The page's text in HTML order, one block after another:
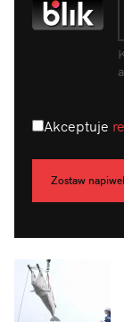
Akceptuje
Zostaw